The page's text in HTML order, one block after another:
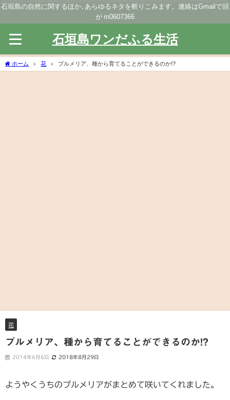
石垣島の自然に関するほか､あらゆるネタを斬りこみます。連絡はGmailで頭
が m0607366
石垣島ワンだふる生活
ホーム 花 プルメリア、種から育てることができるのか!?
花
プルメリア、種から育てることができるのか!?
2014年6月6日 2018年8月29日
ようやくうちのプルメリアがまとめて咲いてくれました。